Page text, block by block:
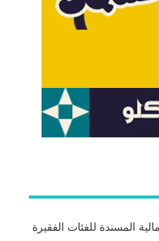
المسندة للفئات الفقيرة